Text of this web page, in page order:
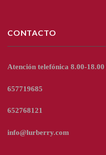
CONTACTO
Atención telefónica 8.00-18.00
657719685
652768121
info@lurberry.com